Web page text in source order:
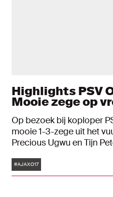
Highlights PSV
Mooie zege op
Op bezoek bij koploper
mooie 1-3-zege uit het
Precious Ugwu en Tijn
Tags
#AJAXO17